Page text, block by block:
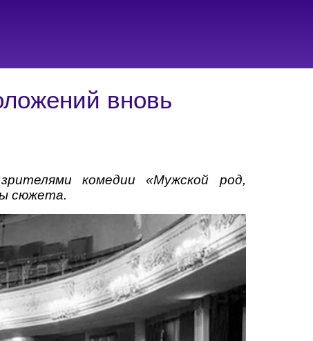
вновь
комедии «Мужской род,
сюжета.